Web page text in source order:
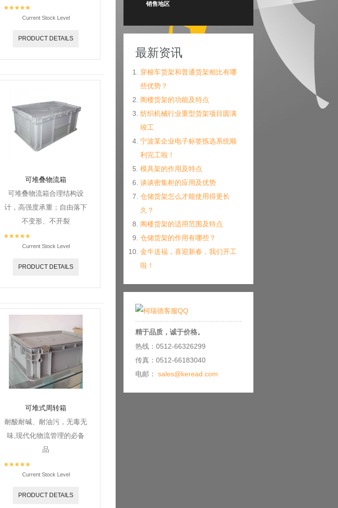
Current Stock Level
PRODUCT DETAILS
可堆叠物流箱
可堆叠物流箱合理结构设
计，高强度承重；自由落下
不变形、不开裂
Current Stock Level
PRODUCT DETAILS
可堆式周转箱
耐酸耐碱、耐油污，无毒无
味,现代化物流管理的必备
品
Current Stock Level
PRODUCT DETAILS
销售地区
最新资讯
穿梭车货架和普通货架相比有哪
些优势？
阁楼货架的功能及特点
纺织机械行业重型货架项目圆满
竣工
宁波某企业电子标签拣选系统顺
利完工啦！
模具架的作用及特点
谈谈密集柜的应用及优势
仓储货架怎么才能使用得更长
久？
阁楼货架的适用范围及特点
仓储货架的作用有哪些？
金牛送福，喜迎新春，我们开工
啦！
精于品质，诚于价格。
热线：0512-66326299
传真：0512-66183040
电邮： sales@keread.com